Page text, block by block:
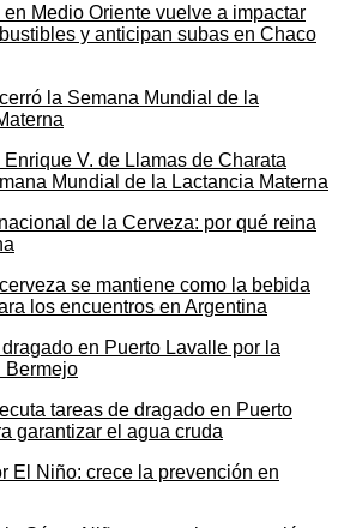
en Medio Oriente vuelve a impactar
y anticipan subas en Chaco
V. de Llamas de Charata
Mundial de la Lactancia Materna
se mantiene como la bebida
los encuentros en Argentina
tareas de dragado en Puerto
garantizar el agua cruda